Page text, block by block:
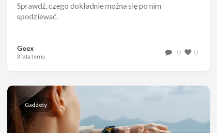
Sprawdź, czego dokładnie można się po nim
spodziewać.
Geex
3 lata temu
0 0
Gadżety